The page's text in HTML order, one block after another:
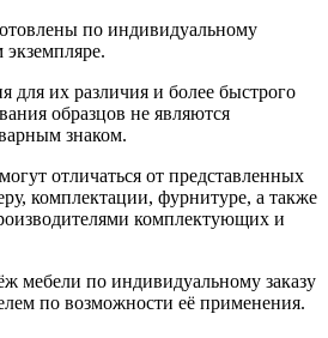
по индивидуальному
для их различия и более быстрого
образцов не являются
знаком.
отличаться от представленных
комплектации, фурнитуре, а также
комплектующих и
мебели по индивидуальному заказу
по возможности её применения.